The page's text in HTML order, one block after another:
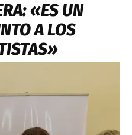
«ES UN
A LOS